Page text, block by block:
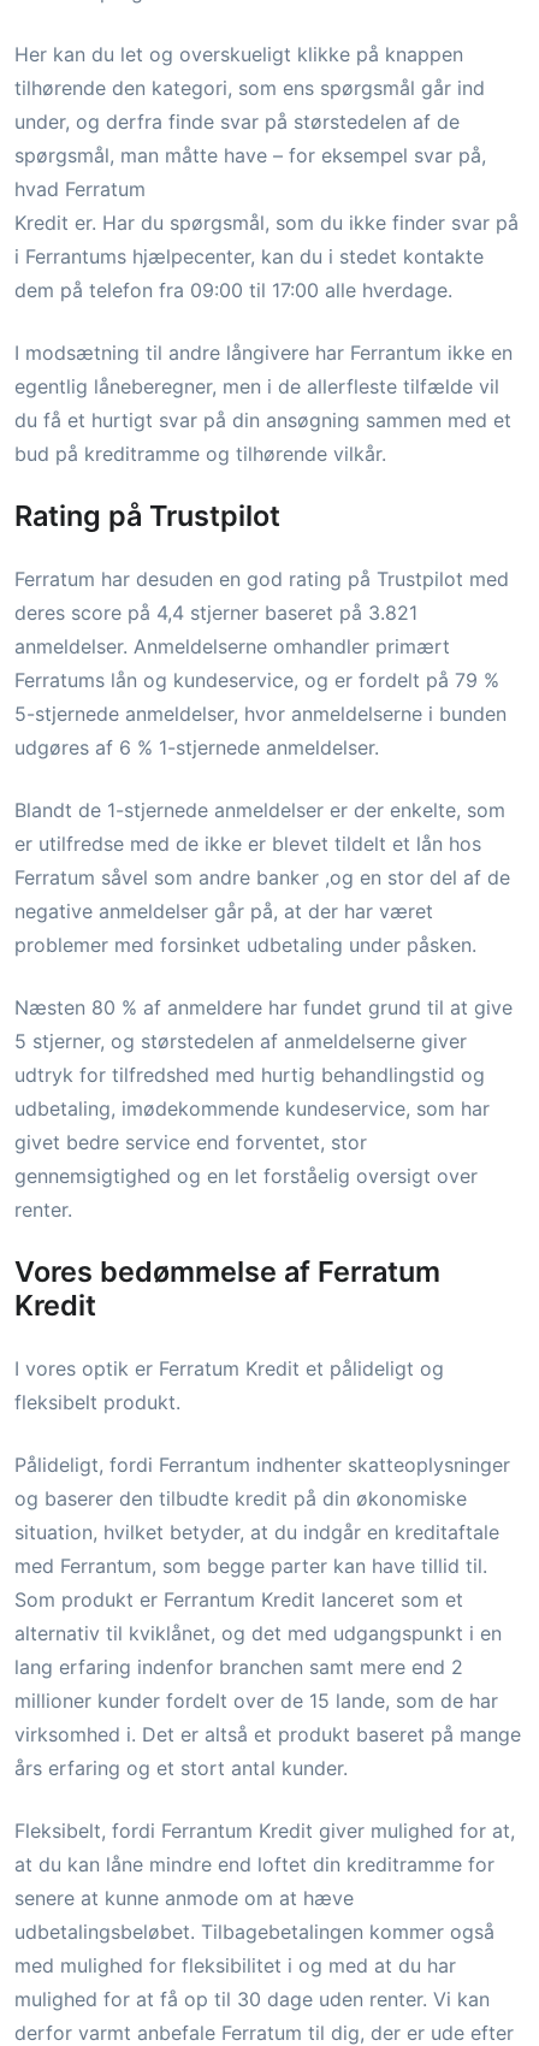
Her kan du let og overskueligt klikke på knappen
tilhørende den kategori, som ens spørgsmål går ind
under, og derfra finde svar på størstedelen af de
spørgsmål, man måtte have – for eksempel svar på,
hvad Ferratum
Kredit er. Har du spørgsmål, som du ikke finder svar på
i Ferrantums hjælpecenter, kan du i stedet kontakte
dem på telefon fra 09:00 til 17:00 alle hverdage.
I modsætning til andre långivere har Ferrantum ikke en
egentlig låneberegner, men i de allerfleste tilfælde vil
du få et hurtigt svar på din ansøgning sammen med et
bud på kreditramme og tilhørende vilkår.
Rating på Trustpilot
Ferratum har desuden en god rating på Trustpilot med
deres score på 4,4 stjerner baseret på 3.821
anmeldelser. Anmeldelserne omhandler primært
Ferratums lån og kundeservice, og er fordelt på 79 %
5-stjernede anmeldelser, hvor anmeldelserne i bunden
udgøres af 6 % 1-stjernede anmeldelser.
Blandt de 1-stjernede anmeldelser er der enkelte, som
er utilfredse med de ikke er blevet tildelt et lån hos
Ferratum såvel som andre banker ,og en stor del af de
negative anmeldelser går på, at der har været
problemer med forsinket udbetaling under påsken.
Næsten 80 % af anmeldere har fundet grund til at give
5 stjerner, og størstedelen af anmeldelserne giver
udtryk for tilfredshed med hurtig behandlingstid og
udbetaling, imødekommende kundeservice, som har
givet bedre service end forventet, stor
gennemsigtighed og en let forståelig oversigt over
renter.
Vores bedømmelse af Ferratum
Kredit
I vores optik er Ferratum Kredit et pålideligt og
fleksibelt produkt.
Pålideligt, fordi Ferrantum indhenter skatteoplysninger
og baserer den tilbudte kredit på din økonomiske
situation, hvilket betyder, at du indgår en kreditaftale
med Ferrantum, som begge parter kan have tillid til.
Som produkt er Ferrantum Kredit lanceret som et
alternativ til kviklånet, og det med udgangspunkt i en
lang erfaring indenfor branchen samt mere end 2
millioner kunder fordelt over de 15 lande, som de har
virksomhed i. Det er altså et produkt baseret på mange
års erfaring og et stort antal kunder.
Fleksibelt, fordi Ferrantum Kredit giver mulighed for at,
at du kan låne mindre end loftet din kreditramme for
senere at kunne anmode om at hæve
udbetalingsbeløbet. Tilbagebetalingen kommer også
med mulighed for fleksibilitet i og med at du har
mulighed for at få op til 30 dage uden renter. Vi kan
derfor varmt anbefale Ferratum til dig, der er ude efter